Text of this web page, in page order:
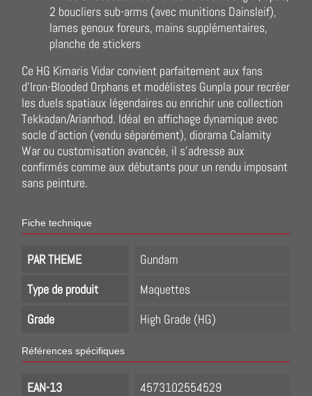
2 boucliers sub-arms (avec munitions Dainsleif),
lames genoux foreurs, mains supplémentaires,
planche de stickers
Ce HG Kimaris Vidar convient parfaitement aux fans
d'Iron-Blooded Orphans et modélistes Gunpla pour recréer
les duels spatiaux légendaires ou enrichir une collection
Tekkadan/Arianrhod. Idéal en affichage dynamique avec
socle d'action (vendu séparément), diorama Calamity
War ou customisation avancée, il s'adresse aux
confirmés comme aux débutants pour un rendu imposant
sans peinture.
Fiche technique
PAR THEME
Gundam
Type de produit
Maquettes
Grade
High Grade (HG)
Références spécifiques
EAN-13 4573102554529